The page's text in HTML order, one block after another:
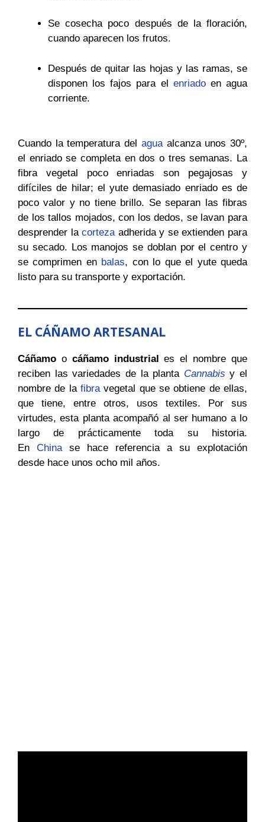
Se cosecha poco después de la floración,
cuando aparecen los frutos.
Después de quitar las hojas y las ramas, se
disponen los fajos para el enriadoen agua
corriente.
Cuando la temperatura del aguaalcanza unos 30º,
el enriado se completa en dos o tres semanas. La
fibra vegetal poco enriadas son pegajosas y
difíciles de hilar; el yute demasiado enriado es de
poco valor y no tiene brillo. Se separan las fibras
de los tallos mojados, con los dedos, se lavan para
desprender lacortezaadherida y se extienden para
su secado. Los manojos se doblan por el centro y
se comprimen en balas, con lo que el yute queda
listo para su transporte y exportación.
EL CÁÑAMOARTESANAL
Cáñamo o cáñamo industrial
es el nombre que
reciben las variedades de la planta Cannabis y el
nombre de la fibravegetal que se obtiene de ellas,
que tiene, entre otros, usos textiles. Por sus
virtudes, esta planta acompañó al ser humano a lo
largo de prácticamente toda su historia.
En Chinase hace referencia a su explotación
desde hace unos ocho mil años.